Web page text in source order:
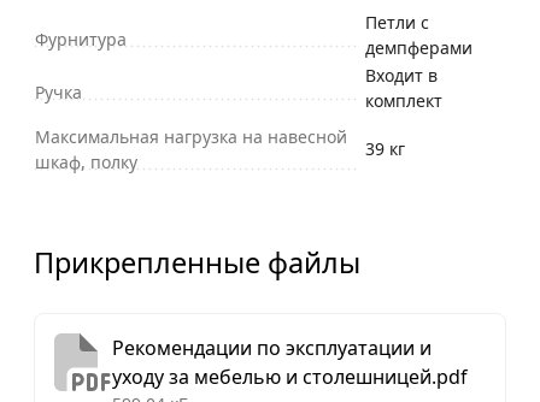
Фурнитура
Петли с
демпферами
Ручка
Входит в
комплект
Максимальная нагрузка на навесной
шкаф, полку
39 кг
Прикрепленные файлы
Рекомендации по эксплуатации и
уходу за мебелью и столешницей.pdf